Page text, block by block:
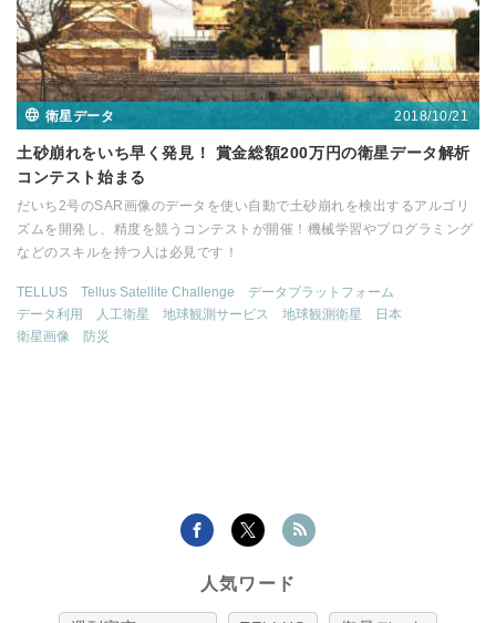
衛星データ 2018/10/21
土砂崩れをいち早く発見！ 賞金総額200万円の衛星データ解析
コンテスト始まる
だいち2号のSAR画像のデータを使い自動で土砂崩れを検出するアルゴリ
ズムを開発し、精度を競うコンテストが開催！機械学習やプログラミング
などのスキルを持つ人は必見です！
TELLUS Tellus Satellite Challenge
データプラットフォーム
データ利用
人工衛星 地球観測サービス 地球観測衛星
日本
衛星画像
防災
人気ワード